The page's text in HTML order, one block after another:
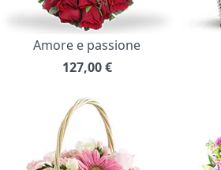
Amore e passione
127,00 €